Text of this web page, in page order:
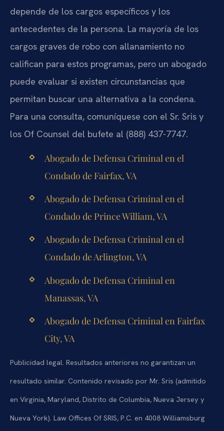
depende de los cargos específicos y los
antecedentes de la persona. La mayoría de los
cargos graves de robo con allanamiento no
califican para estos programas, pero un abogado
puede evaluar si existen circunstancias que
permitan buscar una alternativa a la condena.
Para una consulta, comuníquese con el Sr. Sris y
los Of Counsel del bufete al (888) 437-7747.
Abogado de Defensa Criminal en el
Condado de Fairfax, VA
Abogado de Defensa Criminal en el
Condado de Prince William, VA
Abogado de Defensa Criminal en el
Condado de Arlington, VA
Abogado de Defensa Criminal en
Manassas, VA
Abogado de Defensa Criminal en Fairfax
City, VA
Publicidad legal. Resultados anteriores no garantizan un
resultado similar. Contenido revisado por Mr. Sris (admitido
en Virginia, Maryland, Distrito de Columbia, Nueva Jersey y
Nueva York). Law Offices Of SRIS, P.C. en 4008 Williamsburg